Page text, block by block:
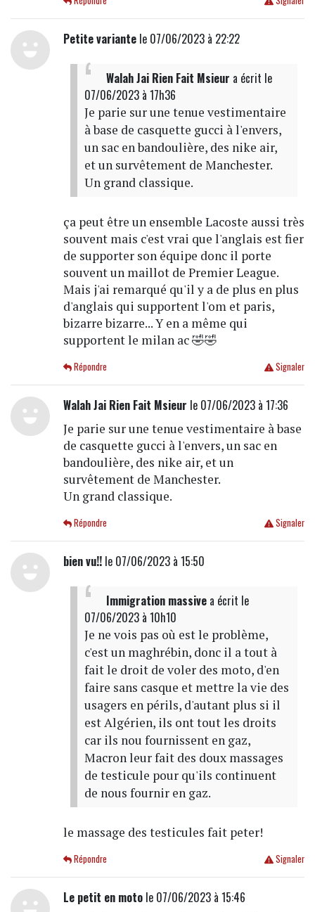
Petite variantele 07/06/2023 à 22:22
Walah Jai Rien Fait Msieur a écrit le
07/06/2023 à 17h36
Je parie sur une tenue vestimentaire
à base de casquette gucci à l'envers,
un sac en bandoulière, des nike air,
et un survêtement de Manchester.
Un grand classique.
ça peut être un ensemble Lacoste aussi très
souvent mais c'est vrai que l'anglais est fier
de supporter son équipe donc il porte
souvent un maillot de Premier League.
Mais j'ai remarqué qu'il y a de plus en plus
d'anglais qui supportent l'om et paris,
bizarre bizarre... Y en a même qui
supportent le milan ac 🤣🤣
Signaler
Répondre
Walah Jai Rien Fait Msieur le 07/06/2023 à 17:36
Je parie sur une tenue vestimentaire à base
de casquette gucci à l'envers, un sac en
bandoulière, des nike air, et un
survêtement de Manchester.
Un grand classique.
Signaler
Répondre
bien vu!!le 07/06/2023 à 15:50
Immigration massivea écrit le
07/06/2023 à 10h10
Je ne vois pas où est le problème,
c'est un maghrébin, donc il a tout à
fait le droit de voler des moto, d'en
faire sans casque et mettre la vie des
usagers en périls, d'autant plus si il
est Algérien, ils ont tout les droits
car ils nou fournissent en gaz,
Macron leur fait des doux massages
de testicule pour qu'ils continuent
de nous fournir en gaz.
le massage des testicules fait peter!
Signaler
Répondre
Le petit en motole 07/06/2023 à 15:46